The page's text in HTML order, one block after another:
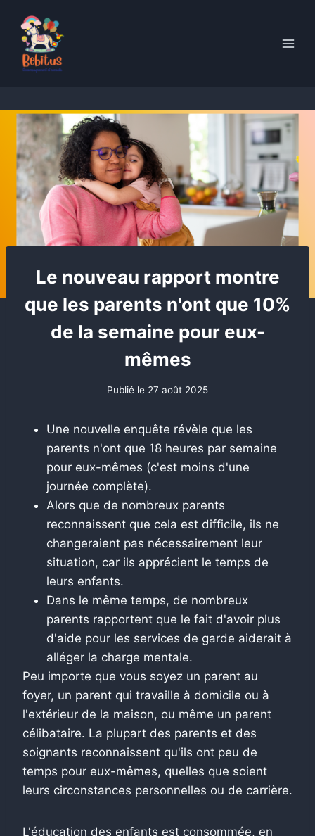
content
Le nouveau rapport montre
que les parents n'ont que 10%
de la semaine pour eux-
mêmes
Publié le 27 août 2025
Une nouvelle enquête révèle que les
parents n'ont que 18 heures par semaine
pour eux-mêmes (c'est moins d'une
journée complète).
Alors que de nombreux parents
reconnaissent que cela est difficile, ils ne
changeraient pas nécessairement leur
situation, car ils apprécient le temps de
leurs enfants.
Dans le même temps, de nombreux
parents rapportent que le fait d'avoir plus
d'aide pour les services de garde aiderait à
alléger la charge mentale.
Peu importe que vous soyez un parent au
foyer, un parent qui travaille à domicile ou à
l'extérieur de la maison, ou même un parent
célibataire. La plupart des parents et des
soignants reconnaissent qu'ils ont peu de
temps pour eux-mêmes, quelles que soient
leurs circonstances personnelles ou de carrière.
L'éducation des enfants est consommée, en